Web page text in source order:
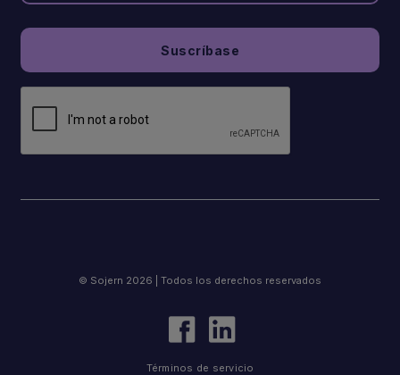
© Sojern 2026 | Todos los derechos reservados
Términos de servicio